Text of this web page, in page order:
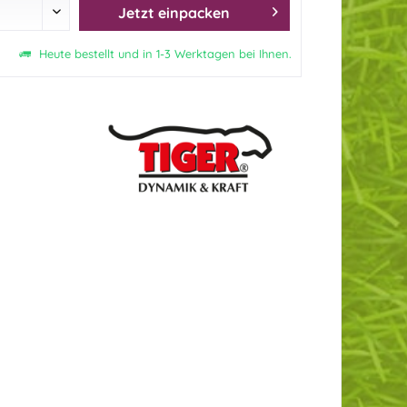
Jetzt einpacken
Heute bestellt und in 1-3 Werktagen bei Ihnen.